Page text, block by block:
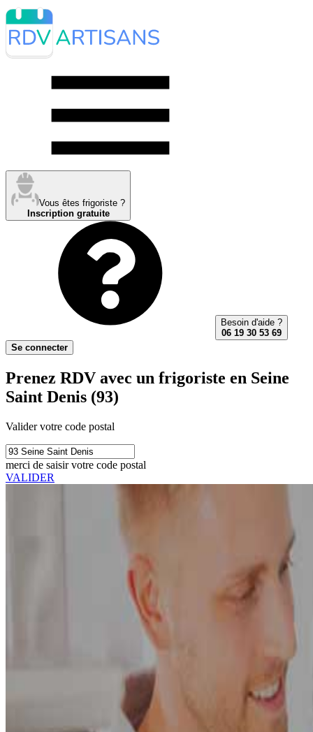
Vous êtes frigoriste ?
Inscription gratuite
Besoin d'aide ?
06 19 30 53 69
Se connecter
Prenez RDV avec un frigoriste en Seine
Saint Denis (93)
Valider votre code postal
merci de saisir votre code postal
VALIDER